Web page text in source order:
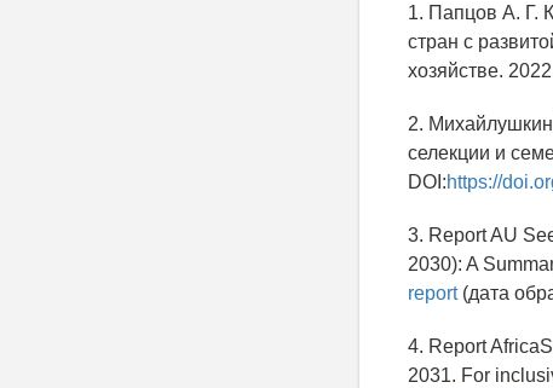
1. Папцов А. Г.
стран с
хозяйстве.
2.
селекции и
DOI:https://
3. Report AU
2030): A
report(дата
4. Report
2031. For